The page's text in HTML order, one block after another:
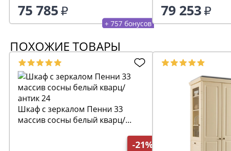
75 785
+ 757 бонусов
79 253
ПОХОЖИЕ ТОВАРЫ
-21%
Шкаф с зеркалом Пенни 33
массив сосны белый кварц/